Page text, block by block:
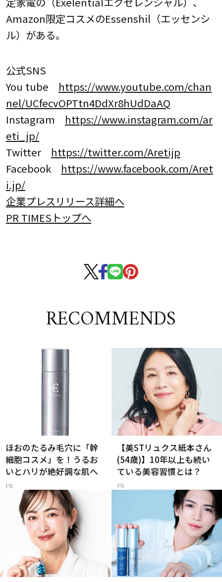
Amazon限定コスメのEssenshil（エッセンシ
ル）がある。
公式SNS
You tube https://www.youtube.com/chan
nel/UCfecvOPTtn4DdXr8hUdDaAQ
Instagram https://www.instagram.com/ar
eti_jp/
Twitter https://twitter.com/Aretijp
Facebook https://www.facebook.com/Aret
i.jp/
企業プレスリリース詳細へ
PR TIMESトップへ
RECOMMENDS
ほおのたるみ毛穴に「幹
細胞コスメ」を！うるお
いとハリが絶好調な肌へ
【美STリュクス紙本さん
(54歳)】10年以上も続い
ている美容習慣とは？